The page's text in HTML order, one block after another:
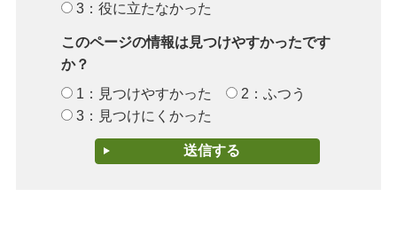
3：役に立たなかった
このページの情報は見つけやすかったです
か？
1：見つけやすかった
2：ふつう
3：見つけにくかった